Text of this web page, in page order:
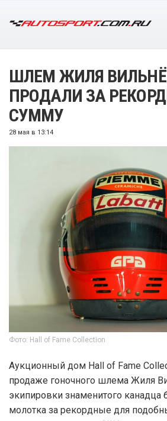
ШЛЕМ ЖИЛЯ
ПРОДАЛИ ЗА
СУММУ
28 мая в 13:14
Фото: Hall of Fame Collection
Аукционный дом Hall of Fame
продаже гоночного шлема Жиля
экипировки знаменитого канадца
молотка за рекордные для